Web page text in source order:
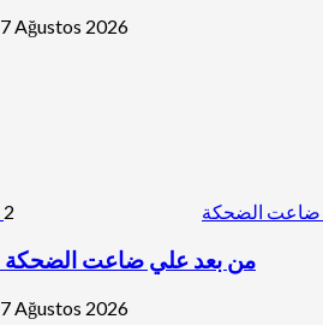
7 Ağustos 2026
ضاعت الضحكة 2
من بعد علي ضاعت الضحكة
7 Ağustos 2026